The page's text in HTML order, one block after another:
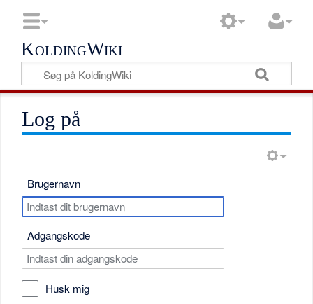
KoldingWiki
Log på
Brugernavn
Adgangskode
Husk mig